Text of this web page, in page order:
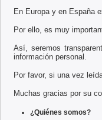
En Europa y en España
Por ello, es muy
Así, seremos
información personal.
Por favor, si una vez
Muchas gracias por su
¿Quiénes somos?